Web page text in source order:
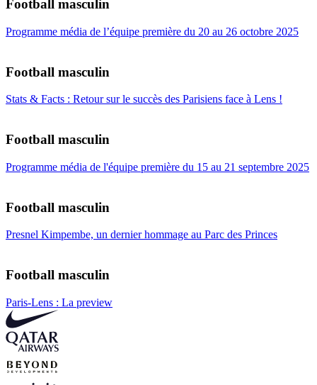
Football masculin
Programme média de l’équipe première du 20 au 26 octobre 2025
Football masculin
Stats & Facts : Retour sur le succès des Parisiens face à Lens !
Football masculin
Programme média de l'équipe première du 15 au 21 septembre 2025
Football masculin
Presnel Kimpembe, un dernier hommage au Parc des Princes
Football masculin
Paris-Lens : La preview